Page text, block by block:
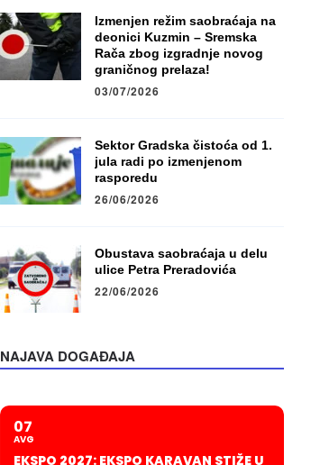
Izmenjen režim saobraćaja na
deonici Kuzmin – Sremska
Rača zbog izgradnje novog
graničnog prelaza!
03/07/2026
Sektor Gradska čistoća od 1.
jula radi po izmenjenom
rasporedu
26/06/2026
Obustava saobraćaja u delu
ulice Petra Preradovića
22/06/2026
NAJAVA DOGAĐAJA
07
AVG
EKSPO 2027: EKSPO KARAVAN STIŽE U